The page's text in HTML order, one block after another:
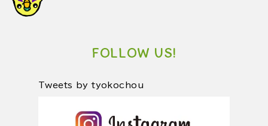
FOLLOW US!
Tweets by tyokochou